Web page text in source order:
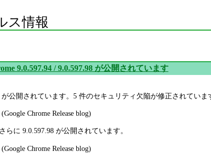
ス情報
9.0.597.94 / 9.0.597.98 が公開されています
が公開されています。5 件のセキュリティ欠陥が修正されていま
Chrome Release blog)
らに 9.0.597.98 が公開されています。
Chrome Release blog)